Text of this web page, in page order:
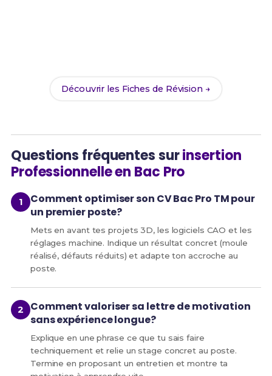
Découvrir les Fiches de Révision →
Questions fréquentes surinsertion
Professionnelle en Bac Pro
Comment optimiser son CV Bac Pro TM pour
un premier poste?
Mets en avant tes projets 3D, les logiciels CAO et les
réglages machine. Indique un résultat concret (moule
réalisé, défauts réduits) et adapte ton accroche au
poste.
Comment valoriser sa lettre de motivation
sans expérience longue?
Explique en une phrase ce que tu sais faire
techniquement et relie un stage concret au poste.
Termine en proposant un entretien et montre ta